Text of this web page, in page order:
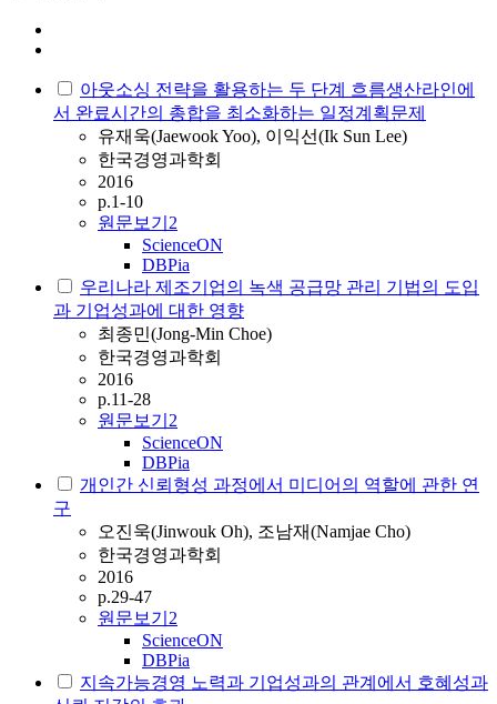
아웃소싱 전략을 활용하는 두 단계 흐름생산라인에
서 완료시간의 총합을 최소화하는 일정계획문제
유재욱(Jaewook Yoo), 이익선(Ik Sun Lee)
한국경영과학회
2016
p.1-10
원문보기 2
ScienceON
DBPia
우리나라 제조기업의 녹색 공급망 관리 기법의 도입
과 기업성과에 대한 영향
최종민(Jong-Min Choe)
한국경영과학회
2016
p.11-28
원문보기 2
ScienceON
DBPia
개인간 신뢰형성 과정에서 미디어의 역할에 관한 연
구
오진욱(Jinwouk Oh), 조남재(Namjae Cho)
한국경영과학회
2016
p.29-47
원문보기 2
ScienceON
DBPia
지속가능경영 노력과 기업성과의 관계에서 호혜성과